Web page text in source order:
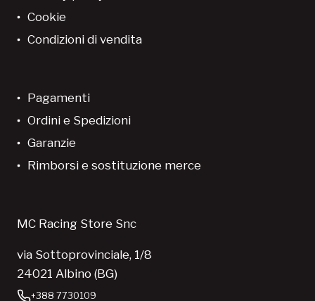
Cookie
Condizioni di vendita
Pagamenti
Ordini e Spedizioni
Garanzie
Rimborsi e sostituzione merce
MC Racing Store Snc
via Sottoprovinciale, 1/8
24021 Albino (BG)
+388 7730109